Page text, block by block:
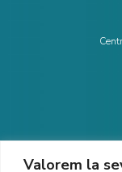
Valorem la